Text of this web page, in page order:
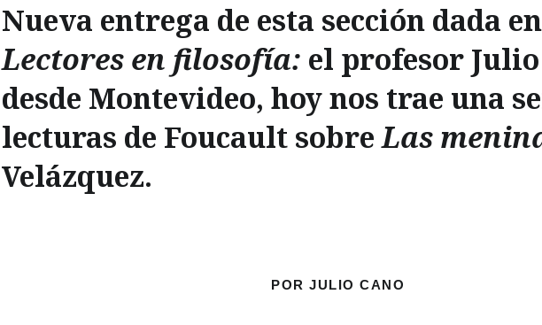
Nueva entrega de esta sección dada
Lectores en filosofía: el profesor Julio
desde Montevideo, hoy nos trae una
lecturas de Foucault sobreLas
Velázquez.
POR JULIO CANO